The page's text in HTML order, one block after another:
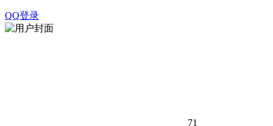
QQ登录
71